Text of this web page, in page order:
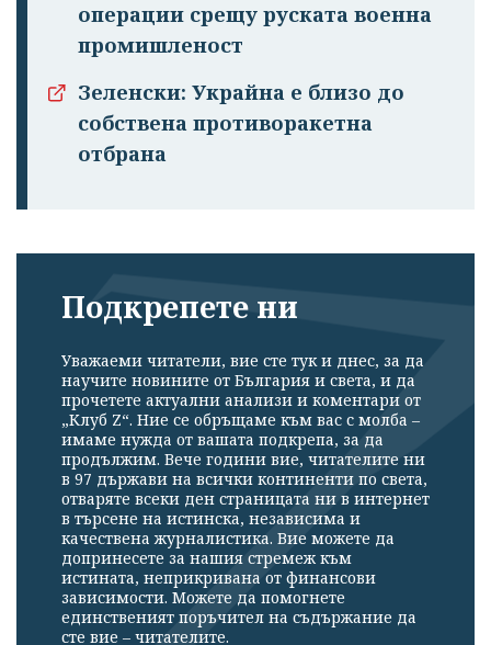
операции срещу руската военна
промишленост
Зеленски: Украйна е близо до
собствена противоракетна
отбрана
Подкрепете ни
Уважаеми читатели, вие сте тук и днес, за да
научите новините от България и света, и да
прочетете актуални анализи и коментари от
„Клуб Z“. Ние се обръщаме към вас с молба –
имаме нужда от вашата подкрепа, за да
продължим. Вече години вие, читателите ни
в 97 държави на всички континенти по света,
отваряте всеки ден страницата ни в интернет
в търсене на истинска, независима и
качествена журналистика. Вие можете да
допринесете за нашия стремеж към
истината, неприкривана от финансови
зависимости. Можете да помогнете
единственият поръчител на съдържание да
сте вие – читателите.